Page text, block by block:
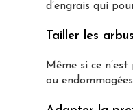
d’engrais qui
Tailler les
Même si ce
ou